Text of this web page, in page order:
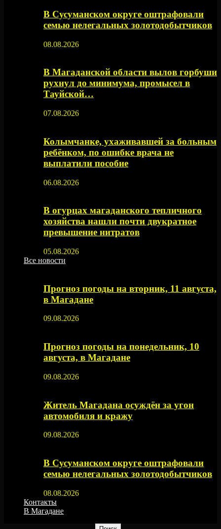
В Сусуманском округе оштрафовали
семью нелегальных золотодобытчиков
08.08.2026
В Магаданской области вылов горбуши
рухнул до минимума, промысел в
Тауйской…
07.08.2026
Колымчанке, ухаживавшей за больным
ребёнком, по ошибке врача не
выплатили пособие
06.08.2026
В огурцах магаданского тепличного
хозяйства нашли почти двукратное
превышение нитратов
05.08.2026
Все новости
Прогноз погоды на вторник, 11 августа,
в Магадане
09.08.2026
Прогноз погоды на понедельник, 10
августа, в Магадане
09.08.2026
Житель Магадана осуждён за угон
автомобиля и кражу
09.08.2026
В Сусуманском округе оштрафовали
семью нелегальных золотодобытчиков
08.08.2026
Контакты
В Магадане